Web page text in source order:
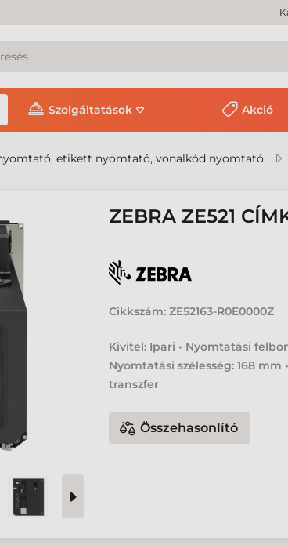
Szolgáltatások Akció
etikett nyomtató, vonalkód nyomtató
ZEBRA ZE521
Cikkszám: ZE52163-R0E0000Z
Kivitel: Ipari • Nyomtatási
Nyomtatási szélesség: 168 mm
transzfer
Összehasonlító